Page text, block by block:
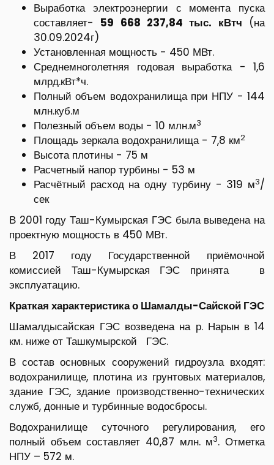
Выработка электроэнергии с момента пуска
составляет- 59 668 237,84 тыс. кВтч (на
30.09.2024г)
Установленная мощность - 450 МВт.
Среднемноголетняя годовая выработка - 1,6
млрд.кВт*ч.
Полный объем водохранилища при НПУ - 144
млн.куб.м
Полезный объем воды - 10 млн.м3
Площадь зеркала водохранилища - 7,8 км2
Высота плотины - 75 м
Расчетный напор турбины - 53 м
Расчётный расход на одну турбину - 319 м3/
сек
В 2001 году Таш-Кумырская ГЭС была выведена на
проектную мощность в 450 МВт.
В 2017 году Государственной приёмочной
комиссией Таш-Кумырская ГЭС принята в
эксплуатацию.
Краткая характеристика о Шамалды-Сайской ГЭС
Шамалдысайская ГЭС возведена на р. Нарын в 14
км. ниже от Ташкумырской ГЭС.
В состав основных сооружений гидроузла входят:
водохранилище, плотина из грунтовых материалов,
здание ГЭС, здание производственно-технических
служб, донные и турбинные водосбросы.
Водохранилище суточного регулирования, его
полный объем составляет 40,87 млн. м3. Отметка
НПУ – 572 м.